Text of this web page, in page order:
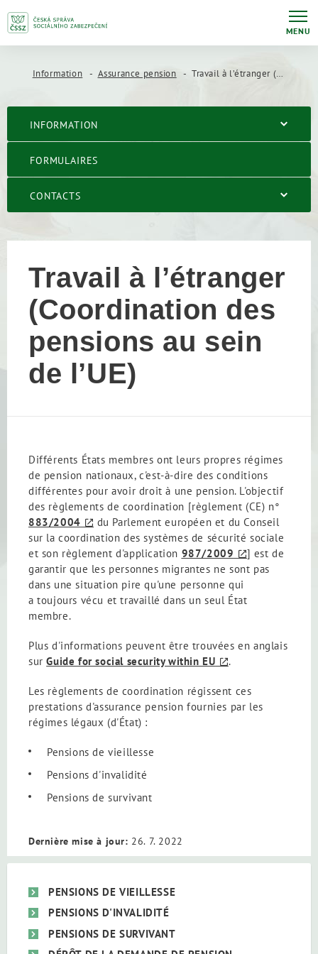
MENU
Information Assurance pension Travail à l’étranger (Coordination des pensions au sein de l’UE)
INFORMATION
FORMULAIRES
CONTACTS
Travail à l’étranger
(Coordination des
pensions au sein
de l’UE)
Différents États membres ont leurs propres régimes
de pension nationaux, c'est-à-dire des conditions
différentes pour avoir droit à une pension. L'objectif
des règlements de coordination [règlement (CE) n°
883/2004
du Parlement européen et du Conseil
sur la coordination des systèmes de sécurité sociale
et son règlement d'application 987/2009
] est de
garantir que les personnes migrantes ne sont pas
dans une situation pire qu'une personne qui
a toujours vécu et travaillé dans un seul État
membre.
Plus d'informations peuvent être trouvées en anglais
surGuide for social security within EU .
Les règlements de coordination régissent ces
prestations d'assurance pension fournies par les
régimes légaux (d'État) :
Pensions de vieillesse
Pensions d'invalidité
Pensions de survivant
Dernière mise à jour: 26. 7. 2022
PENSIONS DE VIEILLESSE
PENSIONS D'INVALIDITÉ
PENSIONS DE SURVIVANT